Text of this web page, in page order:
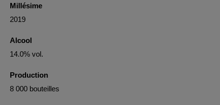
Millésime
2019
Alcool
14.0% vol.
Production
8 000 bouteilles